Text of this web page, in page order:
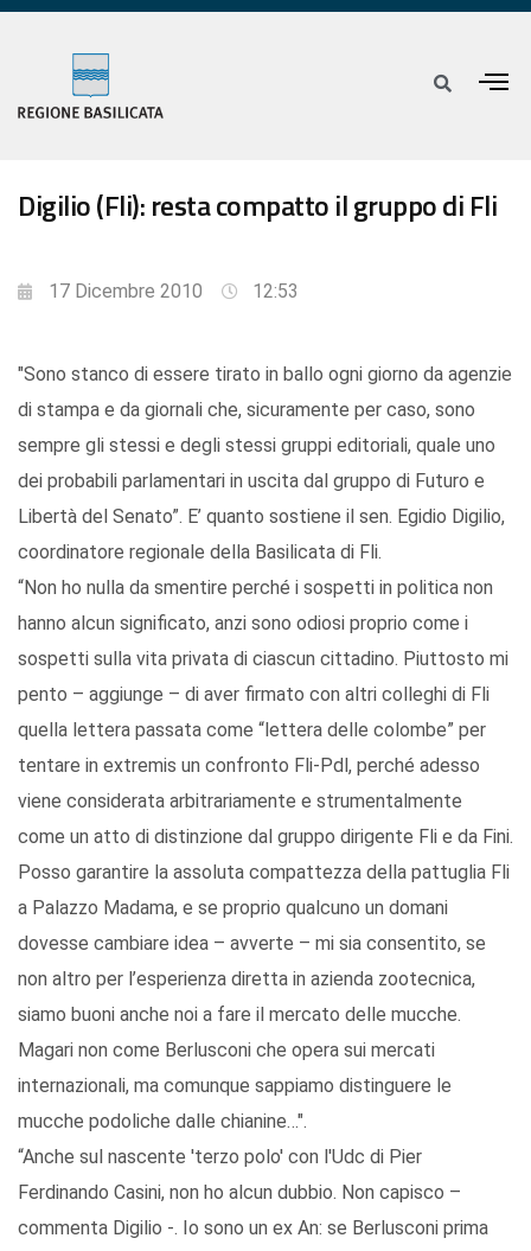
Digilio (Fli): resta compatto il gruppo di Fli
17 Dicembre 2010 12:53
"Sono stanco di essere tirato in ballo ogni giorno da agenzie
di stampa e da giornali che, sicuramente per caso, sono
sempre gli stessi e degli stessi gruppi editoriali, quale uno
dei probabili parlamentari in uscita dal gruppo di Futuro e
Libertà del Senato”. E’ quanto sostiene il sen. Egidio Digilio,
coordinatore regionale della Basilicata di Fli.
“Non ho nulla da smentire perché i sospetti in politica non
hanno alcun significato, anzi sono odiosi proprio come i
sospetti sulla vita privata di ciascun cittadino. Piuttosto mi
pento – aggiunge – di aver firmato con altri colleghi di Fli
quella lettera passata come “lettera delle colombe” per
tentare in extremis un confronto Fli-Pdl, perché adesso
viene considerata arbitrariamente e strumentalmente
come un atto di distinzione dal gruppo dirigente Fli e da Fini.
Posso garantire la assoluta compattezza della pattuglia Fli
a Palazzo Madama, e se proprio qualcuno un domani
dovesse cambiare idea – avverte – mi sia consentito, se
non altro per l’esperienza diretta in azienda zootecnica,
siamo buoni anche noi a fare il mercato delle mucche.
Magari non come Berlusconi che opera sui mercati
internazionali, ma comunque sappiamo distinguere le
mucche podoliche dalle chianine…".
“Anche sul nascente 'terzo polo' con l'Udc di Pier
Ferdinando Casini, non ho alcun dubbio. Non capisco –
commenta Digilio -. Io sono un ex An: se Berlusconi prima